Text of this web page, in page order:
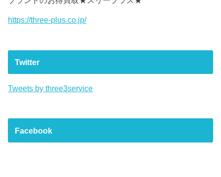
https://three-plus.co.jp/
Twitter
Tweets by three3service
Facebook